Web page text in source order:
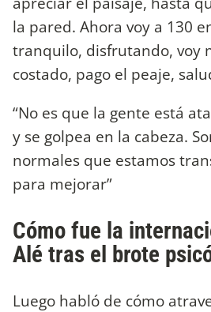
la pared. Ahora voy a 130
tranquilo, disfrutando, voy
costado, pago el peaje,
“No es que la gente está
y se golpea en la cabeza.
normales que estamos
para mejorar”
Cómo fue la
Alé tras el brote
Luego habló de cómo